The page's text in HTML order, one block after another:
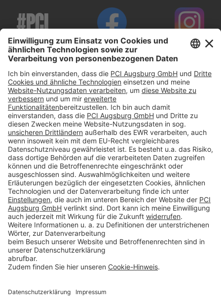
#PCI
Impressum
Datenschutz
AGB
Rechtliche Hinweise
Cookie-Einstellungen öffnen
Betroffenenrechte
www.bimobject.com
Sika Deutschland - heinze.de
www.naturstein-datenbank.de